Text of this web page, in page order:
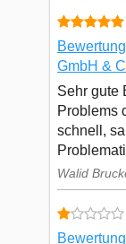
GmbH &
Sehr gute
Problems
schnell,
Walid